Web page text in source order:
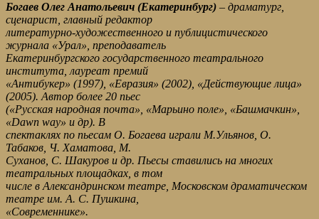
Богаев Олег Анатольевич (Екатеринбург) – драматург,
сценарист, главный редактор
литературно-художественного и публицистического
журнала «Урал», преподаватель
Екатеринбургского государственного театрального
института, лауреат премий
«Антибукер» (1997), «Евразия» (2002), «Действующие лица»
(2005). Автор более 20 пьес
(«Русская народная почта», «Марьино поле», «Башмачкин»,
«Dawn way» и др). В
спектаклях по пьесам О. Богаева играли М.Ульянов, О.
Табаков, Ч. Хаматова, М.
Суханов, С. Шакуров и др. Пьесы ставились на многих
театральных площадках, в том
числе в Александринском театре, Московском драматическом
театре им. А. С. Пушкина,
«Современнике».